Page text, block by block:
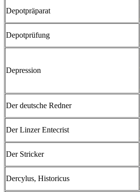
Depotpräparat
Depotprüfung
Depression
Der deutsche Redner
Der Linzer Entecrist
Der Stricker
Dercylus, Historicus